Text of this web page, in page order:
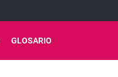
GLOSARIO